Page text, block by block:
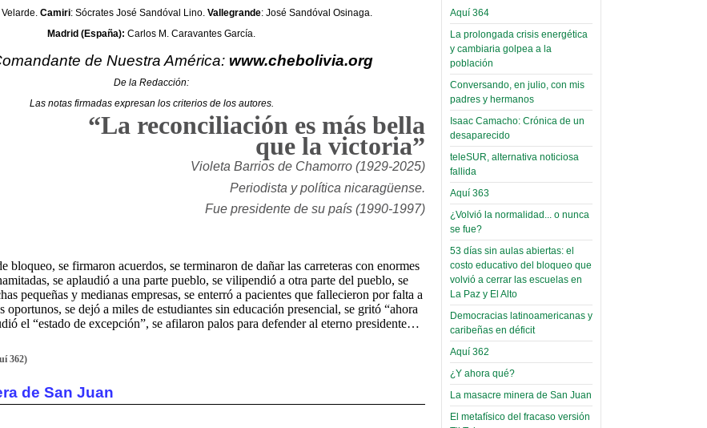
Velarde. Camiri: Sócrates José Sandóval Lino. Vallegrande: José Sandóval Osinaga.
Madrid (España): Carlos M. Caravantes García.
de Nuestra América: www.chebolivia.org
De la Redacción:
Las notas firmadas expresan los criterios de los autores.
“La reconciliación es más bella
que la victoria”
Violeta Barrios de Chamorro (1929-2025)
Periodista y política nicaragüense.
Fue presidente de su país (1990-1997)
bloqueo, se firmaron acuerdos, se terminaron de dañar las carreteras con enormes
se aplaudió a una parte pueblo, se vilipendió a otra parte del pueblo, se
pequeñas y medianas empresas, se enterró a pacientes que fallecieron por falta a
oportunos, se dejó a miles de estudiantes sin educación presencial, se gritó “ahora
el “estado de excepción”, se afilaron palos para defender al eterno presidente…
362)
de San Juan
Sábado, 14 Octubre 2023
Leer Más...
Trabajo Social de la UMSA
volverá a las urnas para elegir a
su directora
Sábado, 14 Octubre 2023
Leer Más...
Candidatos del MAS se
presentarán en la UMSA
Jueves, 14 Septiembre 2023
Leer Más...
Carrera de Geografía realiza
Segundo Congreso Nacional
Viernes, 14 Octubre 2022
Leer Más...
Docentes y estudiantes de
Trabajo Social de la UMSA
elegirán directora
Viernes, 14 Octubre 2022
Leer Más...
“Tuna Femenina San Andrés”
toca y canta con coraje
Miércoles, 14 Septiembre 2022
El Infamatorio
Jueves, 10 Diciembre 2020
Read more...
Infierno Covid
parte VI:
Gabinete de
Áñez se atribuye
construcción de
hospitales
prefabricados en
la que no tuvo
participación;
más de 24 horas
después rectifica
parcialmente
El Infamatorio
Miércoles, 09 Diciembre 2020
Read more...
Interpretación
de un álbum de
narco-fotos
(Miscelánea
Aquí 364
La prolongada crisis energética
y cambiaria golpea a la
población
Conversando, en julio, con mis
padres y hermanos
Isaac Camacho: Crónica de un
desaparecido
teleSUR, alternativa noticiosa
fallida
Aquí 363
¿Volvió la normalidad... o nunca
se fue?
53 días sin aulas abiertas: el
costo educativo del bloqueo que
volvió a cerrar las escuelas en
La Paz y El Alto
Democracias latinoamericanas y
caribeñas en déficit
Aquí 362
¿Y ahora qué?
La masacre minera de San Juan
El metafísico del fracaso versión